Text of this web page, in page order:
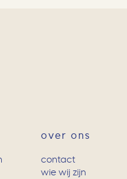
over ons
contact
wie wij zijn